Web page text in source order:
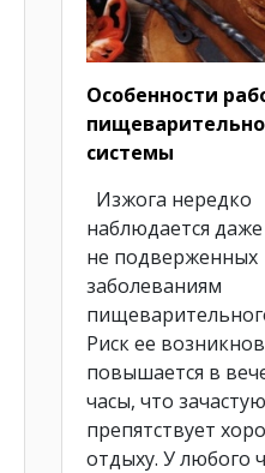
Особенности
системы
Изжога нередко
наблюдается
не подверженных
заболеваниям
Риск ее
повышается в
часы, что зачастую
препятствует
отдыху. У любого